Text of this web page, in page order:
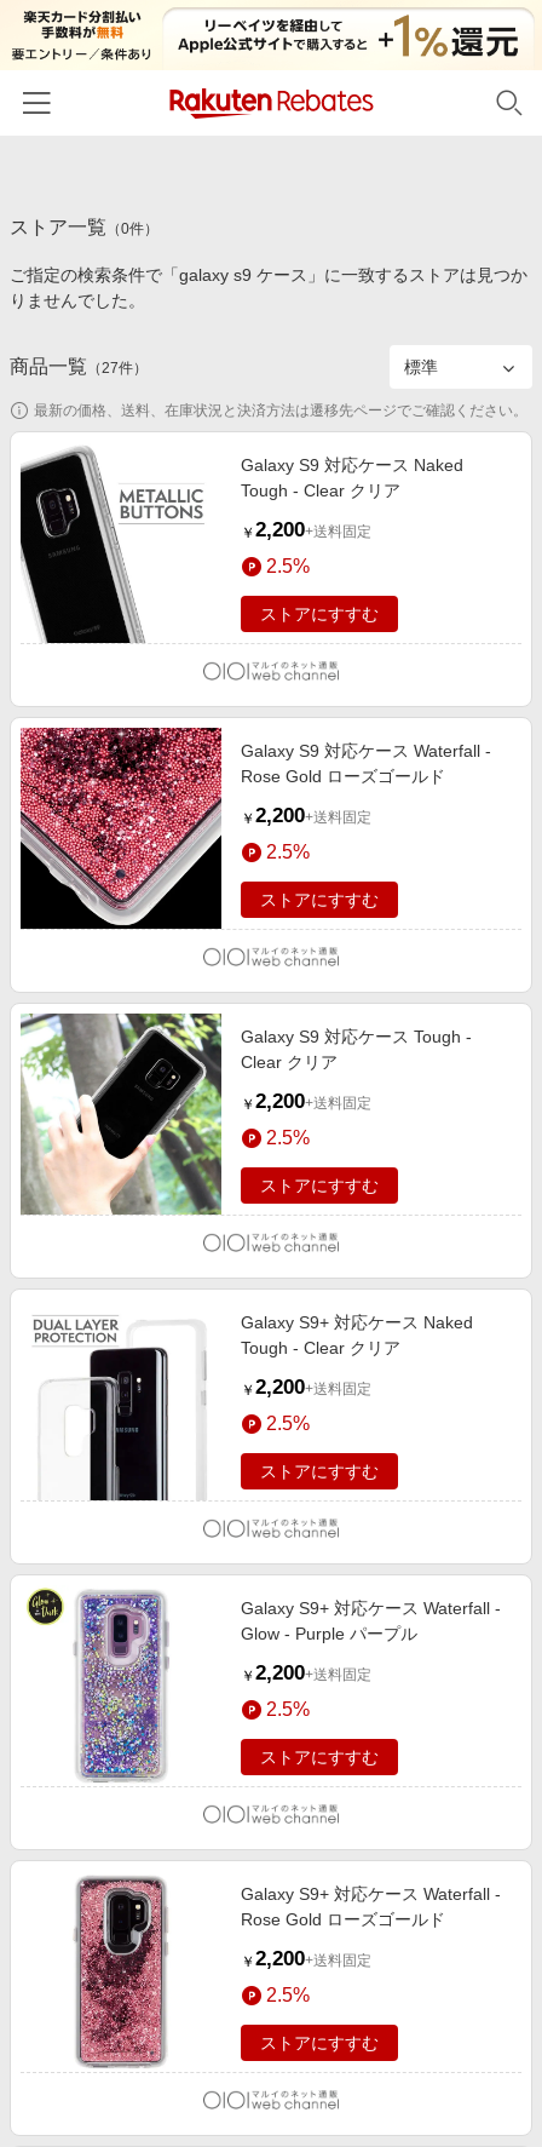
カテゴリー一覧
百貨店・総合ECモール
食品・スイーツ・お酒
コスメ・健康・医薬品
キッズ・ベビー用品
家電・PC・スマホ・カメラ
エンタメ
スポーツ・アウトドア・ゴルフ
インテリア・寝具
旅行・レジャー・ホテル予約
生活・お役立ち
金融・マネー・保険
デジタルコンテンツ
ビジネス・その他サービス
イベント一覧
初回購入者限定特典
対象ストア新規限定特典
新着ストアのご紹介
電子書籍特集
楽天ペイ導入ストア
楽天サービス特集
旅行特集
わくわく夏特集
とことん買い物チャレンジ
Apple公式サイト×楽天カード分割払い
Samsung ボーナスキャンペーン
週末の高還元 夏の長期版
楽天IDでログイン/会員登録
ストア一覧 （0件）
ご指定の検索条件で「galaxy s9 ケース」に一致するストアは見つか
りませんでした。
商品一覧 （27件）
最新の価格、送料、在庫状況と決済方法は遷移先ページでご確認ください。
Galaxy S9 対応ケース Naked
Tough - Clear クリア
￥ 2,200+送料固定
2.5%
ストアにすすむ
Galaxy S9 対応ケース Waterfall -
Rose Gold ローズゴールド
￥ 2,200+送料固定
2.5%
ストアにすすむ
Galaxy S9 対応ケース Tough -
Clear クリア
￥ 2,200+送料固定
2.5%
ストアにすすむ
Galaxy S9+ 対応ケース Naked
Tough - Clear クリア
￥ 2,200+送料固定
2.5%
ストアにすすむ
Galaxy S9+ 対応ケース Waterfall -
Glow - Purple パープル
￥ 2,200+送料固定
2.5%
ストアにすすむ
Galaxy S9+ 対応ケース Waterfall -
Rose Gold ローズゴールド
￥ 2,200+送料固定
2.5%
ストアにすすむ